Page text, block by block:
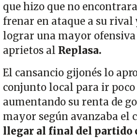
que hizo que no
frenar en ataque a su rival
lograr una mayor ofensiva
aprietos al Replasa.
El cansancio gijonés lo
conjunto local para ir poco
aumentando su renta de
mayor según avanzaba el
llegar al final del partido